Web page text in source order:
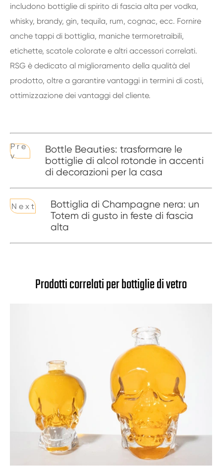
includono bottiglie di spirito di fascia alta per vodka,
whisky, brandy, gin, tequila, rum, cognac, ecc. Fornire
anche tappi di bottiglia, maniche termoretraibili,
etichette, scatole colorate e altri accessori correlati.
RSG è dedicato al miglioramento della qualità del
prodotto, oltre a garantire vantaggi in termini di costi,
ottimizzazione dei vantaggi del cliente.
P r e
v
Bottle Beauties: trasformare le
bottiglie di alcol rotonde in accenti
di decorazioni per la casa
N e x t
Bottiglia di Champagne nera: un
Totem di gusto in feste di fascia
alta
Prodotti correlati per bottiglie di vetro